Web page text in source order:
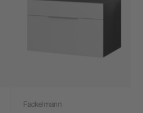
Fackelmann